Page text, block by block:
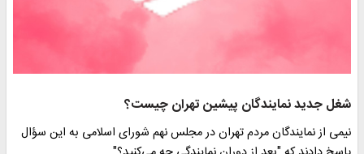
شغل جدید نمایندگان پیشین تهران چیست؟
نیمی از نمایندگان مردم تهران در مجلس نهم شورای اسلامی به این سؤال